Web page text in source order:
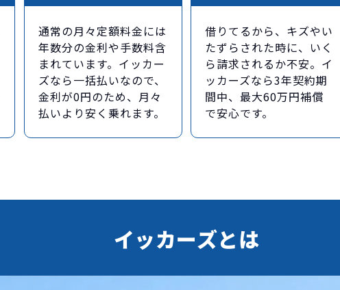
通常の月々定額料金には
年数分の金利や手数料含
まれています。イッカー
ズなら一括払いなので、
金利が0円のため、月々
払いより安く乗れます。
借りてるから、キズやい
たずらされた時に、いく
ら請求されるか不安。イ
ッカーズなら3年契約期
間中、最大60万円補償
で安心です。
イッカーズとは